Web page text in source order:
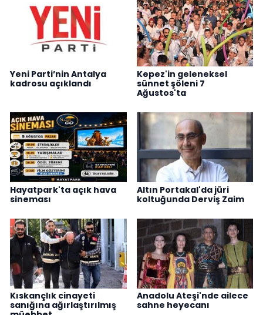
Yeni Parti’nin Antalya
kadrosu açıklandı
Kepez'in geleneksel
sünnet şöleni 7
Ağustos'ta
Hayatpark'ta açık hava
sineması
Altın Portakal'da jüri
koltuğunda Derviş Zaim
Kıskançlık cinayeti
sanığına ağırlaştırılmış
Anadolu Ateşi'nde ailece
sahne heyecanı